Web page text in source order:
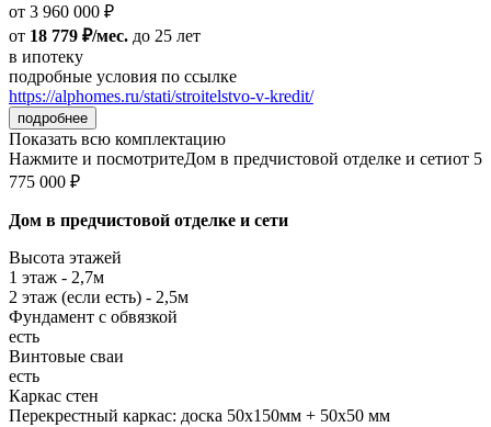
от 3 960 000 ₽
от 18 779 ₽/мес. до 25 лет
в ипотеку
подробные условия по ссылке
https://alphomes.ru/stati/stroitelstvo-v-kredit/
подробнее
Показать всю комплектацию
Нажмите и посмотритеДом в предчистовой отделке и сетиот 5
775 000 ₽
Дом в предчистовой отделке и сети
Высота этажей
1 этаж - 2,7м
2 этаж (если есть) - 2,5м
Фундамент с обвязкой
есть
Винтовые сваи
есть
Каркас стен
Перекрестный каркас: доска 50х150мм + 50х50 мм